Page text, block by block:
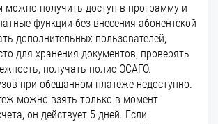
получить доступ в программу и
функции без внесения абонентской
дополнительных пользователей,
для хранения документов, проверять
получать полис ОСАГО.
при обещанном платеже недоступно.
можно взять только в момент
он действует 5 дней. Если